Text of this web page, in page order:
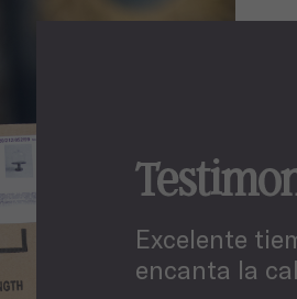
Excelente
encanta la